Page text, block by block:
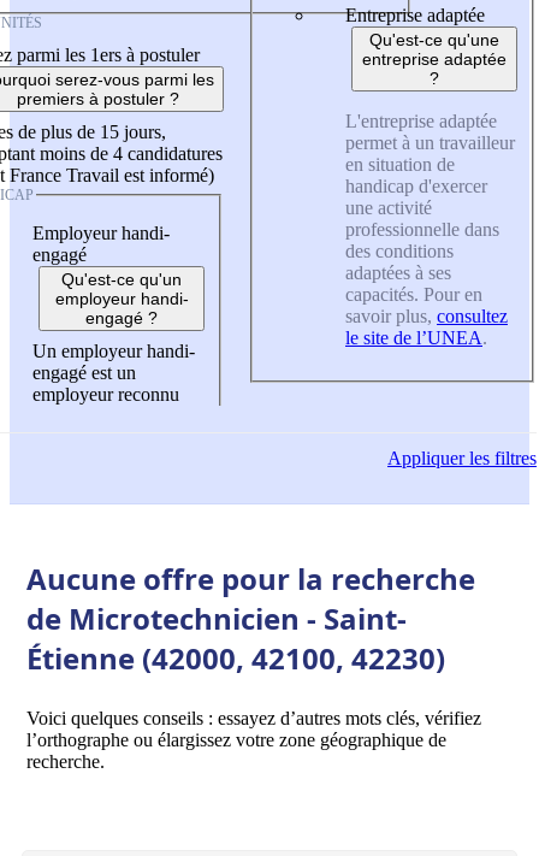
parmi les 1ers à postuler
serez-vous parmi les
premiers à postuler ?
de plus de 15 jours,
moins de 4 candidatures
France Travail est informé)
Employeur handi-
engagé
Qu'est-ce qu'un
employeur handi-
engagé ?
Un employeur handi-
engagé est un
employeur reconnu
Entreprise adaptée
Qu'est-ce qu'une
entreprise adaptée
?
L'entreprise adaptée
permet à un travailleur
en situation de
handicap d'exercer
une activité
professionnelle dans
des conditions
adaptées à ses
capacités. Pour en
savoir plus, consultez
le site de l’UNEA.
Appliquerles filtres
Aucune offre pour la recherche
de Microtechnicien - Saint-
Étienne (42000, 42100, 42230)
Voici quelques conseils : essayez d’autres mots clés, vérifiez
l’orthographe ou élargissez votre zone géographique de
recherche.